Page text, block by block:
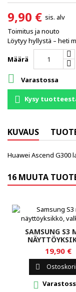
9,90 € sis. alv
Toimitus ja nouto
Löytyy hyllystä – heti
Määrä
 Varastossa
Kysy
KUVAUS
Huawei Ascend G300
16 MUUTA
SAMSUNG S3
VALKOINEN
19,90 €

